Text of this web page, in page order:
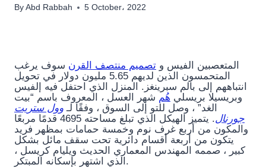
By Abd Rabbah 5 October، 2022
المتعصبين الفيس و تصميم منتصف القرن سوف يرغب
المتحمسون الذين لديهم 5.65 مليون دولار في تحويل
انتباههم إلى بالم سبرينغز. المنزل الذي احتفل فيه إلفيس
وبريسيلا بريسلي هُم شهر العسل ، المعروف باسم “بيت
الغد” ، وصل للتو إلى السوق ، وفقًا لـ وول ستريت
جورنال
. يتميز الهيكل الذي تبلغ مساحته 4695 قدمًا مربعًا
والمكون من أربع غرف نوم وخمسة حمامات بمظهر فريد
يتكون من أربعة أقسام دائرية تحت سقف مائل بشكل
كبير ، صممه المهندس المعماري الحديث ويليام كريسل ،
الذي اشتهر بإسكانه المبتكر.